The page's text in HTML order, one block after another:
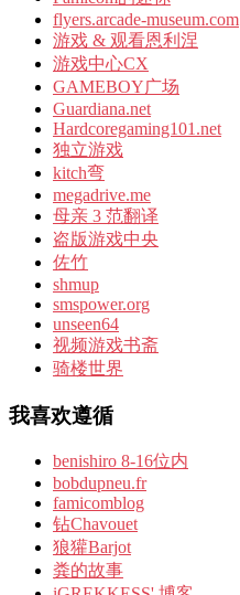
flyers.arcade-museum.com
游戏 & 观看恩利涅
游戏中心CX
GAMEBOY广场
Guardiana.net
Hardcoregaming101.net
独立游戏
kitch弯
megadrive.me
母亲 3 范翻译
盗版游戏中央
佐竹
shmup
smspower.org
unseen64
视频游戏书斋
骑楼世界
我喜欢遵循
benishiro 8-16位内
bobdupneu.fr
famicomblog
钻Chavouet
狼獾Barjot
粪的故事